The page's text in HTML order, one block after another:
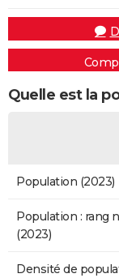
Quelle est la
Population (2023)
Population : rang
(2023)
Densité de